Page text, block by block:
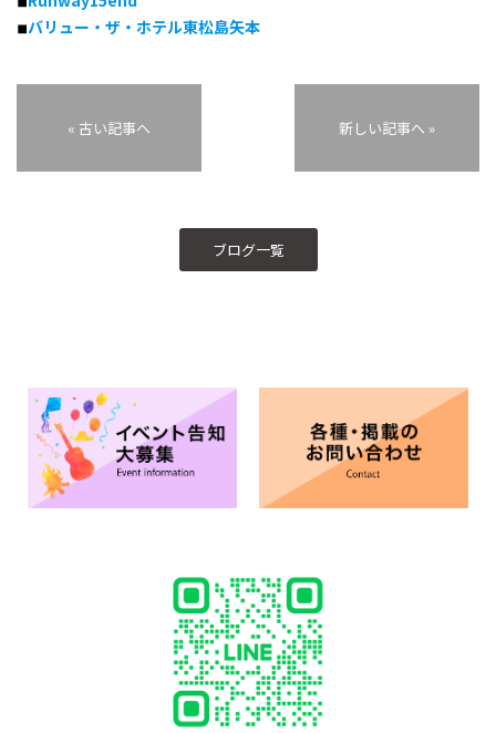
◾︎バリュー・ザ・ホテル東松島矢本
« 古い記事へ 新しい記事へ »
ブログ一覧